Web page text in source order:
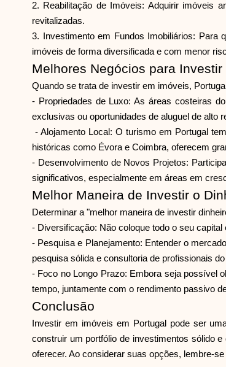
2. Reabilitação de Imóveis: Adquirir imóveis
revitalizadas.
3. Investimento em Fundos Imobiliários: Para
imóveis de forma diversificada e com menor
Melhores Negócios para
Quando se trata de investir em imóveis,
- Propriedades de Luxo: As áreas costeiras
exclusivas ou oportunidades de aluguel de alto
- Alojamento Local: O turismo em Portugal
históricas como Évora e Coimbra, oferecem
- Desenvolvimento de Novos Projetos:
significativos, especialmente em áreas em
Melhor Maneira de Investir o
Determinar a "melhor maneira de investir
- Diversificação: Não coloque todo o seu
- Pesquisa e Planejamento: Entender o
pesquisa sólida e consultoria de profissionais do
- Foco no Longo Prazo: Embora seja possível
tempo, juntamente com o rendimento passivo
Conclusão
Investir em imóveis em Portugal pode ser
construir um portfólio de investimentos sólido
oferecer. Ao considerar suas opções, lembre-